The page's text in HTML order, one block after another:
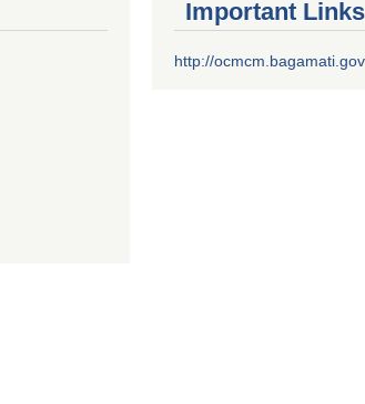
Important Links
http://